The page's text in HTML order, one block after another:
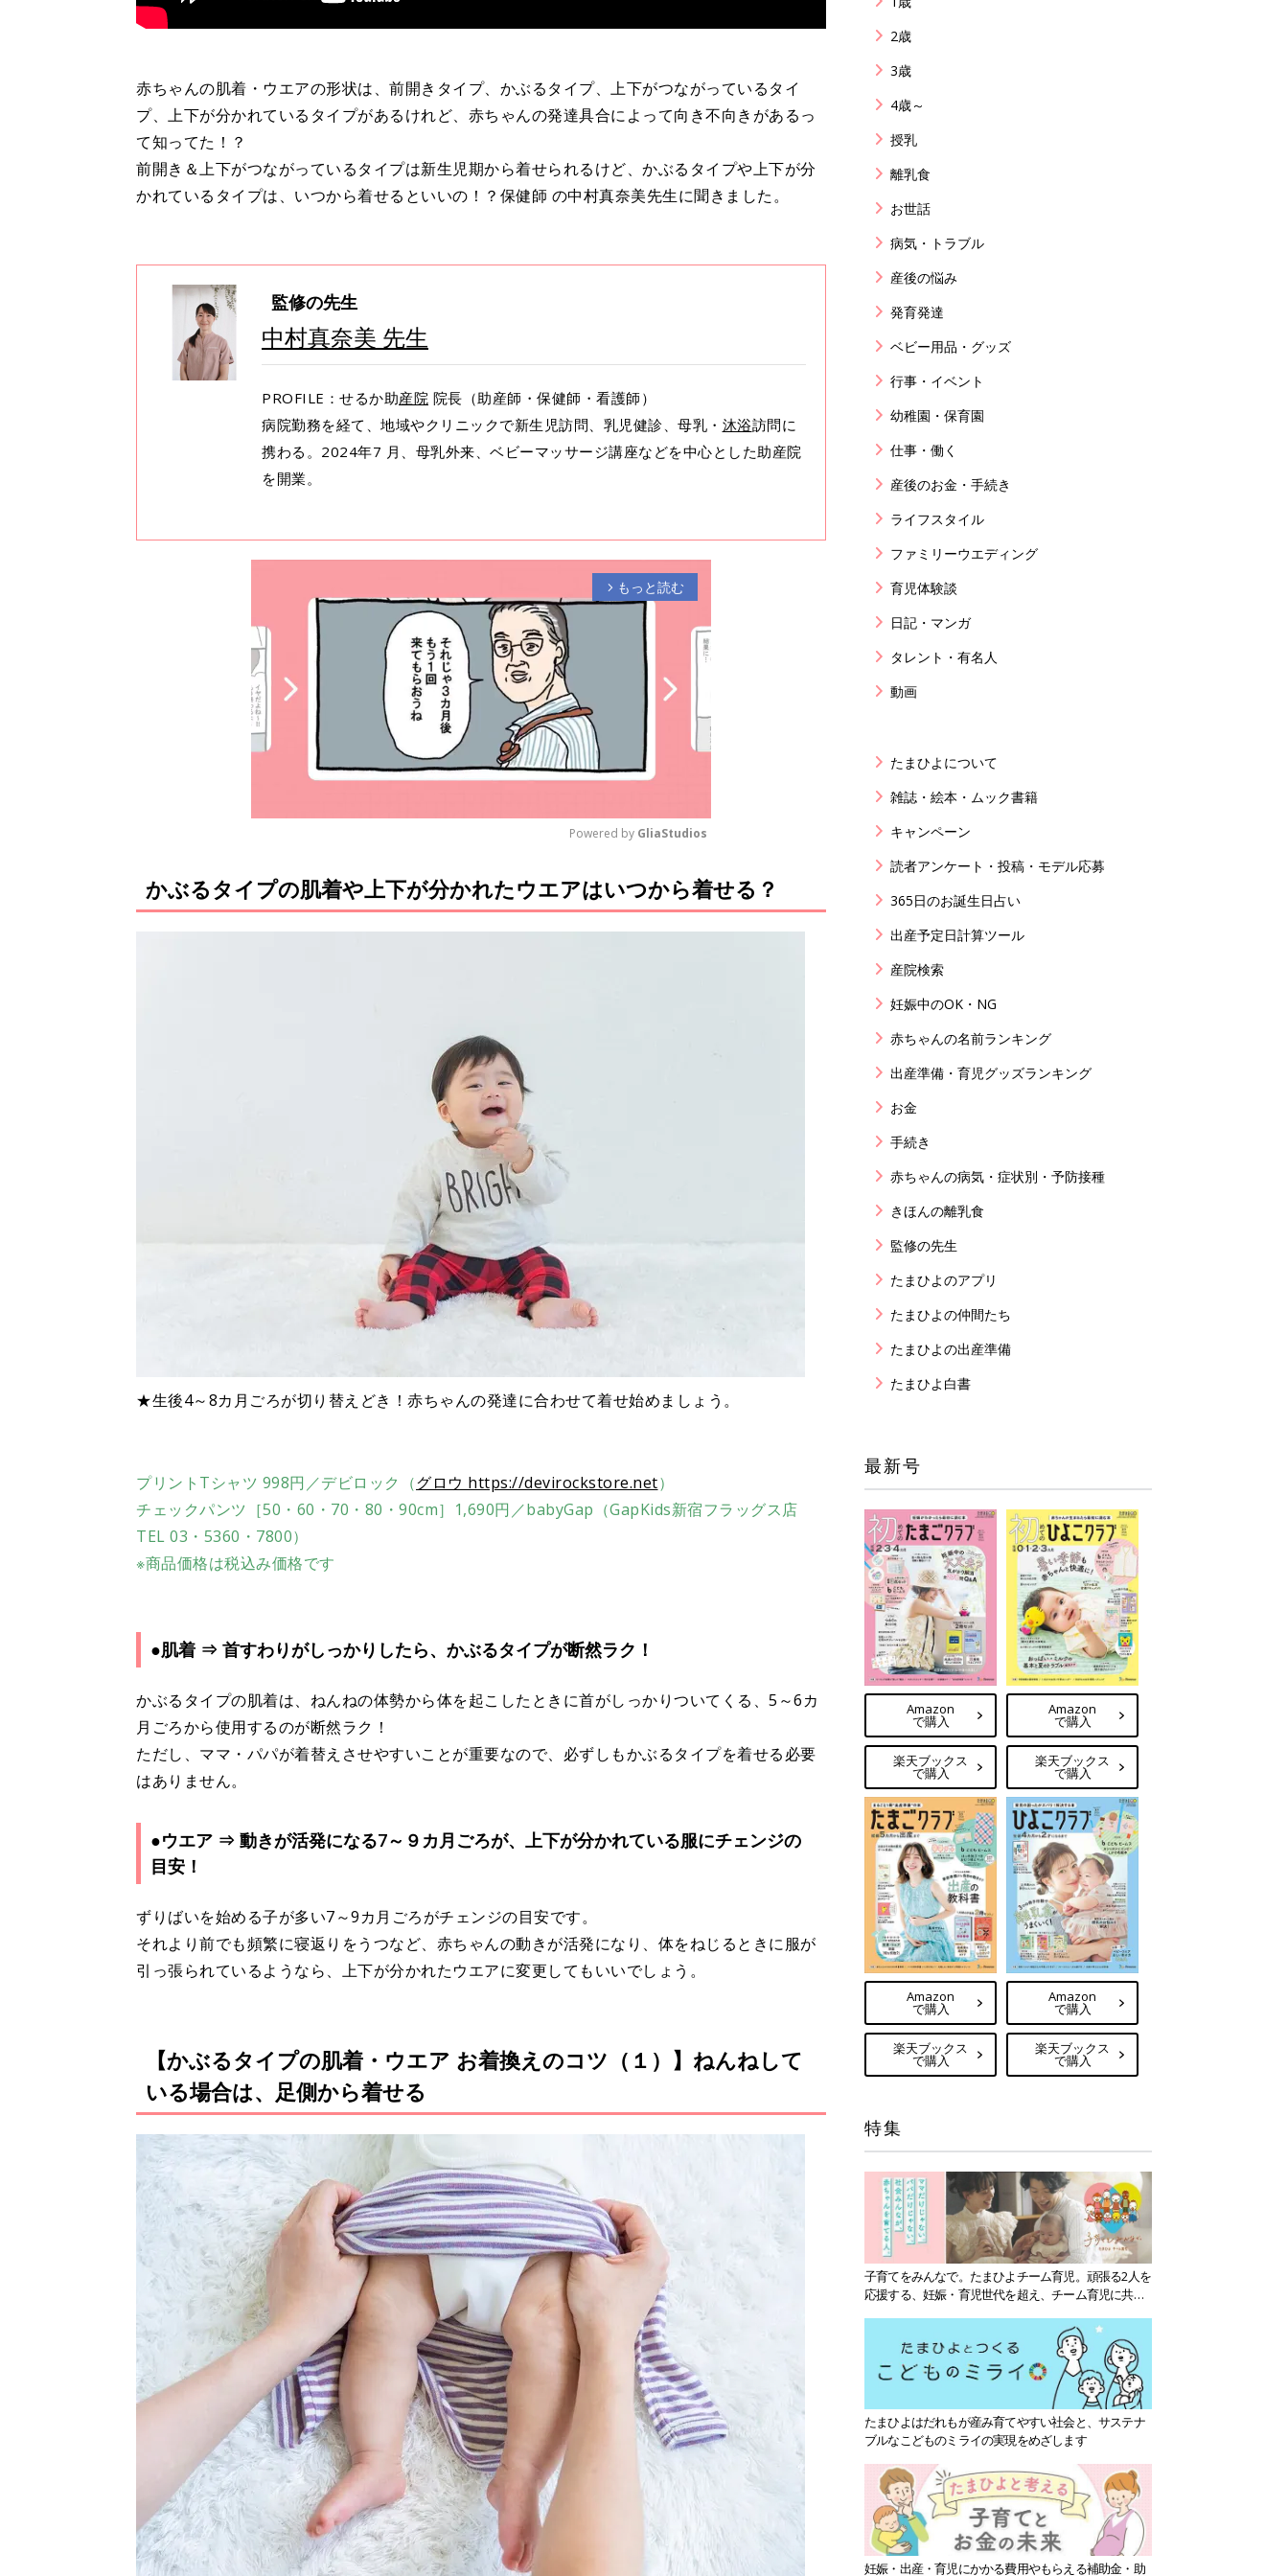
赤ちゃんの肌着・ウエアの形状は、前開きタイプ、かぶるタイプ、上下がつながっているタイ
プ、上下が分かれているタイプがあるけれど、赤ちゃんの発達具合によって向き不向きがあるっ
て知ってた！？
前開き＆上下がつながっているタイプは新生児期から着せられるけど、かぶるタイプや上下が分
かれているタイプは、いつから着せるといいの！？保健師 の中村真奈美先生に聞きました。
監修の先生
中村真奈美 先生
PROFILE：せるか助産院 院長（助産師・保健師・看護師）
病院勤務を経て、地域やクリニックで新生児訪問、乳児健診、母乳・ 沐浴訪問に
携わる。2024年7 月、母乳外来、ベビーマッサージ講座などを中心とした助産院
を開業。
arrow_forward_ios もっと読む
M
u
Powered by GliaStudios
かぶるタイプの肌着や上下が分かれたウエアはいつから着せる？
★生後4～8カ月ごろが切り替えどき！赤ちゃんの発達に合わせて着せ始めましょう。
プリントTシャツ 998円／デビロック（グロウ https://devirockstore.net）
チェックパンツ［50・60・70・80・90cm］1,690円／babyGap（GapKids新宿フラッグス店
TEL 03・5360・7800）
※商品価格は税込み価格です
●肌着 ⇒ 首すわりがしっかりしたら、かぶるタイプが断然ラク！
かぶるタイプの肌着は、ねんねの体勢から体を起こしたときに首がしっかりついてくる、5～6カ
月ごろから使用するのが断然ラク！
ただし、ママ・パパが着替えさせやすいことが重要なので、必ずしもかぶるタイプを着せる必要
はありません。
●ウエア ⇒ 動きが活発になる7～９カ月ごろが、上下が分かれている服にチェンジの
目安！
ずりばいを始める子が多い7～9カ月ごろがチェンジの目安です。
それより前でも頻繁に寝返りをうつなど、赤ちゃんの動きが活発になり、体をねじるときに服が
引っ張られているようなら、上下が分かれたウエアに変更してもいいでしょう。
【かぶるタイプの肌着・ウエア お着換えのコツ（１）】ねんねして
いる場合は、足側から着せる
2歳
3歳
4歳～
授乳
離乳食
お世話
病気・トラブル
産後の悩み
発育発達
ベビー用品・グッズ
行事・イベント
幼稚園・保育園
仕事・働く
産後のお金・手続き
ライフスタイル
ファミリーウエディング
育児体験談
日記・マンガ
タレント・有名人
動画
たまひよについて
雑誌・絵本・ムック書籍
キャンペーン
読者アンケート・投稿・モデル応募
365日のお誕生日占い
出産予定日計算ツール
産院検索
妊娠中のOK・NG
赤ちゃんの名前ランキング
出産準備・育児グッズランキング
お金
手続き
赤ちゃんの病気・症状別・予防接種
きほんの離乳食
監修の先生
たまひよのアプリ
たまひよの仲間たち
たまひよの出産準備
たまひよ白書
最新号
Amazon
で購入
楽天ブックス
で購入
Amazon
で購入
楽天ブックス
で購入
Amazon
で購入
楽天ブックス
で購入
Amazon
で購入
楽天ブックス
で購入
特集
子育てをみんなで。たまひよチーム育児。頑張る2人を
応援する、妊娠・育児世代を超え、チーム育児に共感
たまひよはだれもが産み育てやすい社会と、サステナ
ブルなこどものミライの実現をめざします
妊娠・出産・育児にかかる費用やもらえる補助金・助